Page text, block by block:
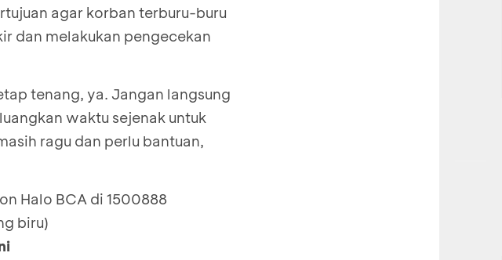
agar korban terburu-buru
dan melakukan pengecekan
tenang, ya. Jangan langsung
waktu sejenak untuk
ragu dan perlu bantuan,
Halo BCA di 1500888
biru)